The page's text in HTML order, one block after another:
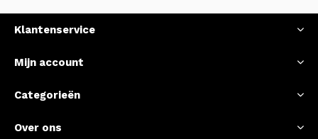
Klantenservice
Mijn account
Categorieën
Over ons